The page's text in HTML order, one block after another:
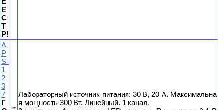
Е
С
Т
Р!
A
P
S-
1
2
3
7
Г
Лабораторный источник питания: 30 В, 20 А. Максимальна
я мощность 300 Вт. Линейный. 1 канал.